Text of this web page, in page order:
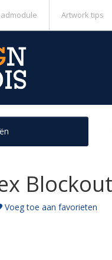
Artwork tips
Voeg toe aan favorieten